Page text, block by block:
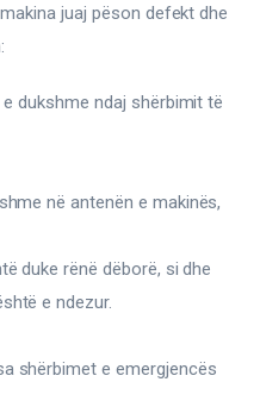
juaj pëson defekt dhe
dukshme ndaj shërbimit të
në antenën e makinës,
duke rënë dëborë, si dhe
e ndezur.
shërbimet e emergjencës